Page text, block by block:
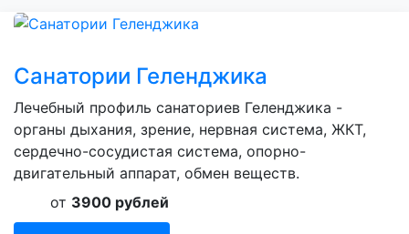
Санатории Геленджика
Лечебный профиль санаториев Геленджика -
органы дыхания, зрение, нервная система, ЖКТ,
сердечно-сосудистая система, опорно-
двигательный аппарат, обмен веществ.
от 3900 рублей